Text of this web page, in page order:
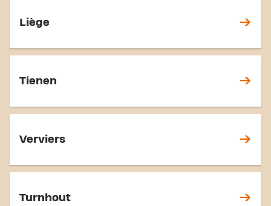
Liège
Tienen
Verviers
Turnhout